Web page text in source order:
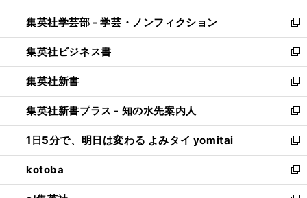
開
く
ウ
で
開
く
ン
ド
ウ
で
開
く
ウ
ィ
ン
ド
ウ
で
開
く
集英社学芸部 - 学芸・ノンフィクション
新
し
い
ウ
ィ
ン
ド
ウ
で
開
く
集英社ビジネス書
新
し
い
ウ
ィ
ン
ド
ウ
で
開
集英社新書
新
し
い
ウ
ィ
ン
ド
ウ
集英社新書プラス - 知の水先案内人
新
し
い
ウ
ィ
ン
1日5分で、明日は変わる よみタイ yomitai
新
し
い
ウ
kotoba
新
し